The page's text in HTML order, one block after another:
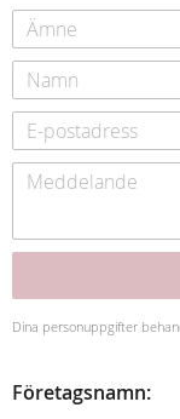
Dina personuppgifter
Företagsnamn: